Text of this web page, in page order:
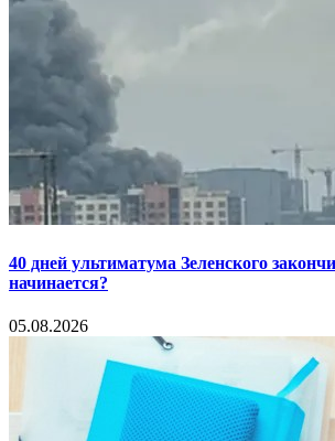
40 дней ультиматума Зеленского
начинается?
05.08.2026